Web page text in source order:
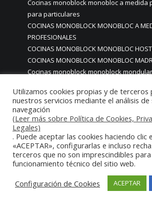
Cocinas monoblock monobloc a medida
para particulares
COCINAS MONOBLOCK MONOBLOC A
PROFESIONALES
COCINAS MONOBLOCK MONOBLOC
COCINAS MONOBLOCK MONOBLOC
Cocinas monoblock monoblock
COCINAS MONOBLOCK PARA CASAS
ACABADOS DE ALTA GAMA PREMIUM LUJO
COCINAS MONOBLOCK PARA CASAS
COCINAS MONOBLOCK PARA HOGARES
PARTICULARES MADRID
COCINAS MONOBLOCK PARA HOSTELERIA
COCINAS MONOBLOCK PARA HOTELES
Cocinas monoblock personalizadas a
COCINAS MONOBLOCK PROFESIONALES
Utilizamos cookies propias y de
nuestros servicios mediante el análisis
navegación
(Leer más sobre Política de Cookies,
Legales)
. Puede aceptar las cookies haciendo clic
«ACEPTAR», configurarlas e incluso
terceros que no son imprescindibles para
funcionamiento técnico del sitio web.
Configuración de Cookies
ACEPTAR